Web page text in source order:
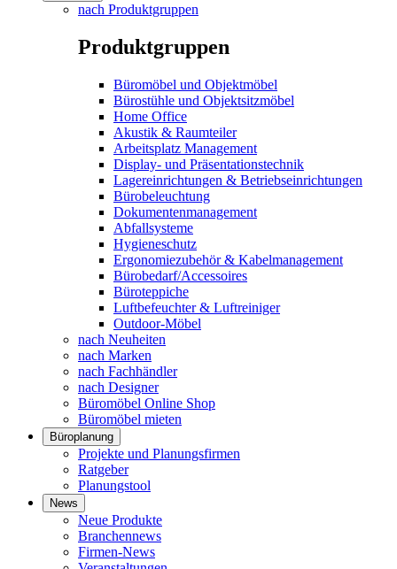
nach Produktgruppen
Produktgruppen
Büromöbel und Objektmöbel
Bürostühle und Objektsitzmöbel
Home Office
Akustik & Raumteiler
Arbeitsplatz Management
Display- und Präsentationstechnik
Lagereinrichtungen & Betriebseinrichtungen
Bürobeleuchtung
Dokumentenmanagement
Abfallsysteme
Hygieneschutz
Ergonomiezubehör & Kabelmanagement
Bürobedarf/Accessoires
Büroteppiche
Luftbefeuchter & Luftreiniger
Outdoor-Möbel
nach Neuheiten
nach Marken
nach Fachhändler
nach Designer
Büromöbel Online Shop
Büromöbel mieten
Büroplanung
Projekte und Planungsfirmen
Ratgeber
Planungstool
News
Neue Produkte
Branchennews
Firmen-News